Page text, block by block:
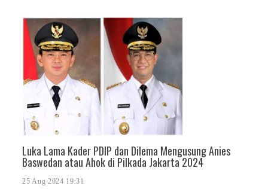
Luka Lama Kader PDIP dan Dilema Mengusung Anies
Baswedan atau Ahok di Pilkada Jakarta 2024
25 Aug 2024 19:31